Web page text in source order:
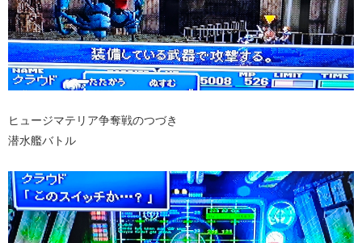
ヒュージマテリア争奪戦のつづき
潜水艦バトル